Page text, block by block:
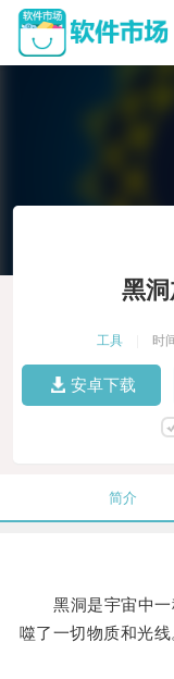
黑
工具 时
安卓下载
简介
黑洞是宇宙中一
噬了一切物质和光线